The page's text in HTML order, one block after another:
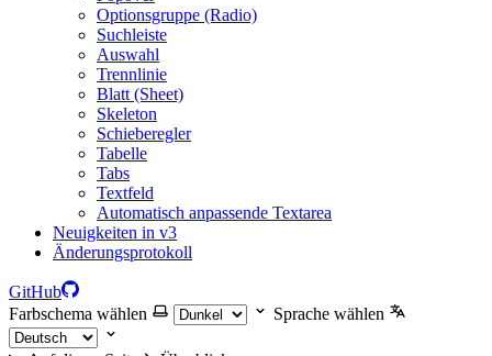
Optionsgruppe (Radio)
Suchleiste
Auswahl
Trennlinie
Blatt (Sheet)
Skeleton
Schieberegler
Tabelle
Tabs
Textfeld
Automatisch anpassende Textarea
Neuigkeiten in v3
Änderungsprotokoll
GitHub
Farbschema wählen
Sprache wählen